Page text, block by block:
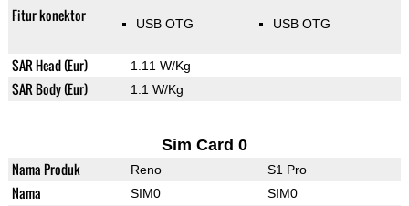
Fitur konektor USB OTG USB OTG
SAR Head (Eur) 1.11 W/Kg
SAR Body (Eur) 1.1 W/Kg
Sim Card 0
Nama Produk Reno S1 Pro
Nama SIM0 SIM0